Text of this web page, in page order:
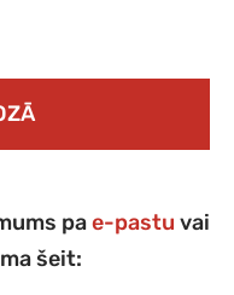
pae-pastu vai
šeit: